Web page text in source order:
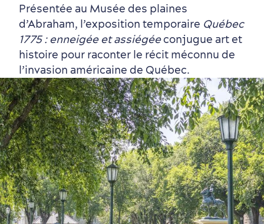
Présentée au Musée des plaines
d’Abraham, l’exposition temporaire Québec
1775 : enneigée et assiégéeconjugue art et
histoire pour raconter le récit méconnu de
l’invasion américaine de Québec.